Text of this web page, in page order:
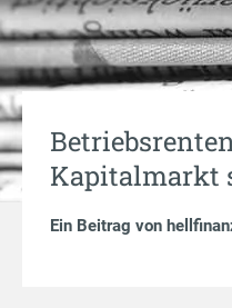
Kapitalmarkt
Ein Beitrag von